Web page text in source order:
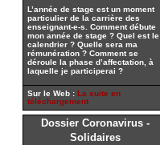
L’année de stage est un moment
particulier de la carrière des
enseignant-e-s. Comment débute
mon année de stage ? Quel est le
calendrier ? Quelle sera ma
rémunération ? Comment se
déroule la phase d’affectation, à
laquelle je participerai ?
Sur le Web : La suite en
téléchargement
Dossier Coronavirus -
Solidaires